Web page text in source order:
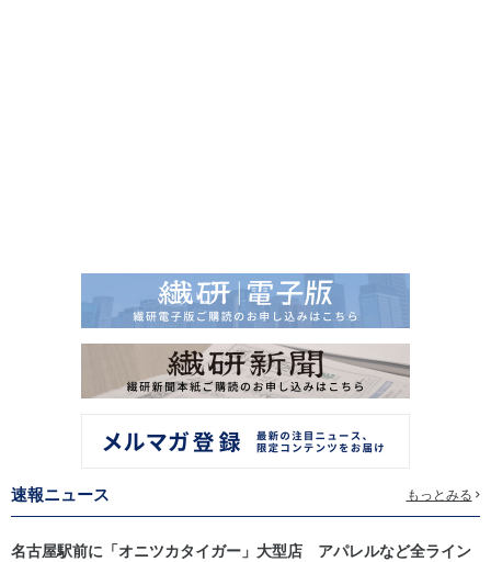
速報ニュース もっとみる
名古屋駅前に「オニツカタイガー」大型店 アパレルなど全ライン